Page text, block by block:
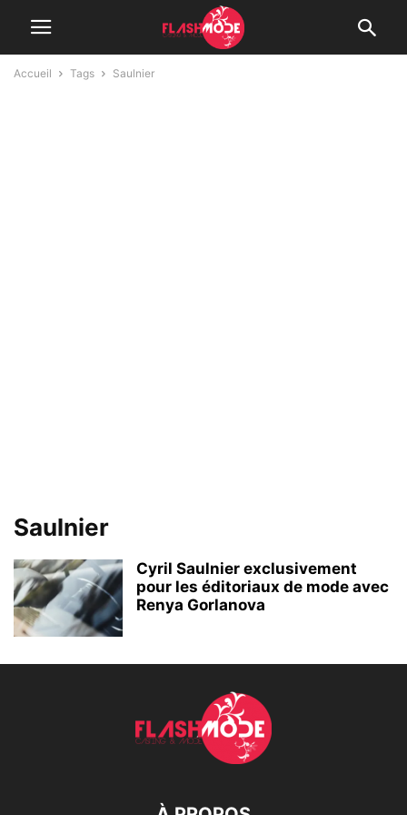
Accueil Tags Saulnier
Saulnier
Cyril Saulnier exclusivement
pour les éditoriaux de mode avec
Renya Gorlanova